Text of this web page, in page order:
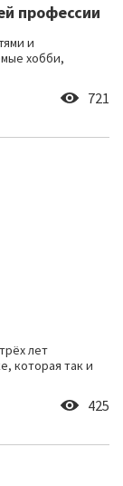
профессии
и
хобби,
721
лет
которая так и
425